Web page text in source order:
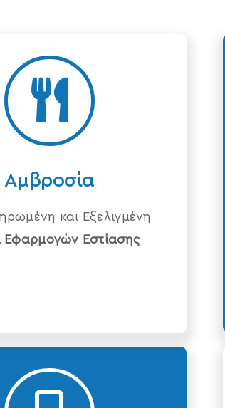
Αμβροσία
και Εξελιγμένη
Εφαρμογών Εστίασης